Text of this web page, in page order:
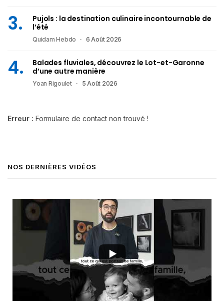
Pujols : la destination culinaire incontournable de
l’été
Quidam Hebdo 6 Août 2026
Balades fluviales, découvrez le Lot-et-Garonne
d’une autre manière
Yoan Rigoulet 5 Août 2026
Erreur : Formulaire de contact non trouvé !
NOS DERNIÈRES VIDÉOS